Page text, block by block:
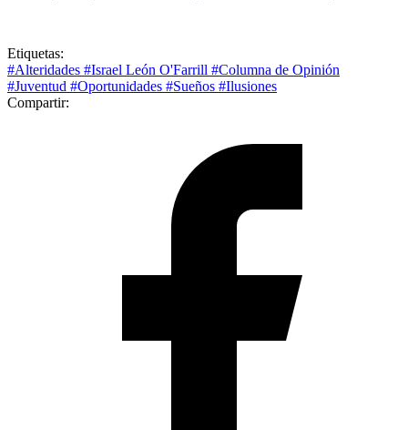
Etiquetas:
#Alteridades #Israel León O'Farrill #Columna de Opinión
#Juventud #Oportunidades #Sueños #Ilusiones
Compartir: